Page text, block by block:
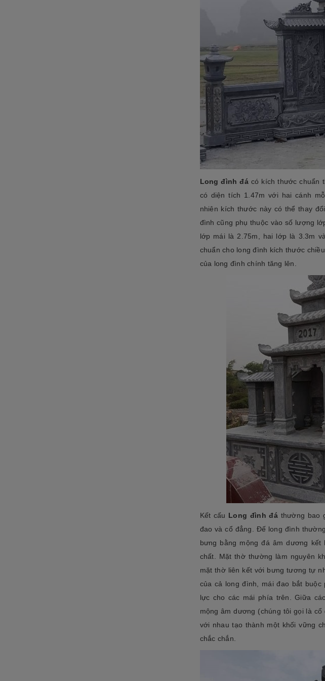
Long đình đácó kích thước chuẩn
có diện tích 1.47m với hai cánh
nhiên kích thước này có thể thay
đình cũng phụ thuộc vào số lượng
lớp mái là 2.75m, hai lớp là 3.3m
chuẩn cho long đình kích thước
của long đình chính tăng lên.
Kết cấu Long đình đáthường bao
đao và cổ đẳng. Đế long đình
bưng bằng mộng đá âm dương
chất. Mặt thờ thường làm nguyên
mặt thờ liên kết với bưng tương tự
của cả long đình, mái đao bắt
lực cho các mái phía trên. Giữa
mộng âm dương (chúng tôi gọi là
với nhau tạo thành một khối vững
chắc chắn.